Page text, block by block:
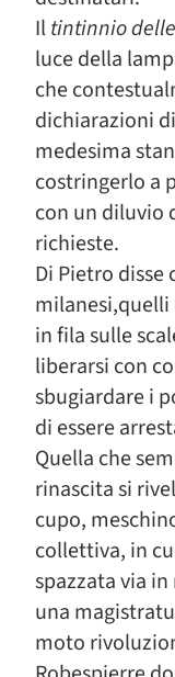
Iltintinnio
luce della
che
dichiarazioni
medesima
costringerlo a
con un diluvio
richieste.
Di Pietro
milanesi,quelli
in fila sulle
liberarsi con
sbugiardare i
di essere
Quella che
rinascita si
cupo,
collettiva, in
spazzata via
una
moto